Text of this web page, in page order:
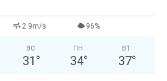
2.9m/s 96%
ВС
31 °
ПН
34°
ВТ
37°